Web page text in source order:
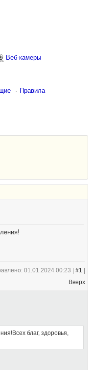
Веб-камеры
Правила
01.01.2024 00:23 | #1
Вверх
благ, здоровья,